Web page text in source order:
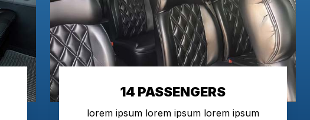
14 PASSENGERS
lorem ipsum lorem ipsum lorem ipsum